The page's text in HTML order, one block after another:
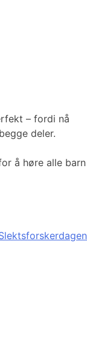
– fordi nå
deler.
å høre alle barn